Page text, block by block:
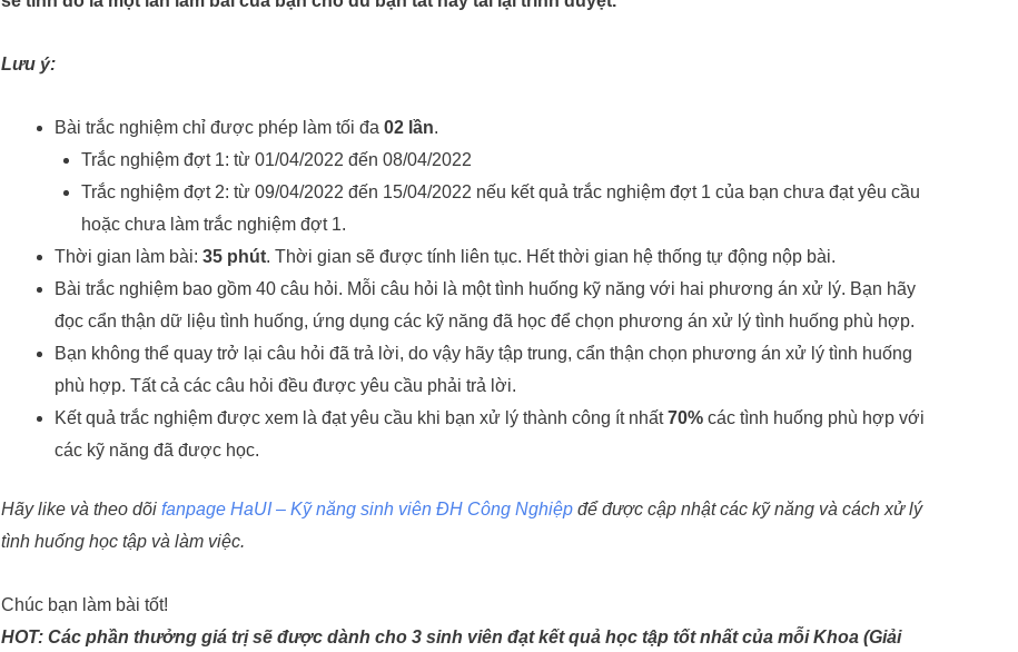
Lưu ý:
Bài trắc nghiệm chỉ được phép làm tối đa 02 lần.
Trắc nghiệm đợt 1: từ 01/04/2022 đến 08/04/2022
Trắc nghiệm đợt 2: từ 09/04/2022 đến 15/04/2022 nếu kết quả trắc nghiệm đợt 1 của bạn chưa đạt yêu cầu
hoặc chưa làm trắc nghiệm đợt 1.
Thời gian làm bài: 35 phút. Thời gian sẽ được tính liên tục. Hết thời gian hệ thống tự động nộp bài.
Bài trắc nghiệm bao gồm 40 câu hỏi. Mỗi câu hỏi là một tình huống kỹ năng với hai phương án xử lý. Bạn hãy
đọc cẩn thận dữ liệu tình huống, ứng dụng các kỹ năng đã học để chọn phương án xử lý tình huống phù hợp.
Bạn không thể quay trở lại câu hỏi đã trả lời, do vậy hãy tập trung, cẩn thận chọn phương án xử lý tình huống
phù hợp. Tất cả các câu hỏi đều được yêu cầu phải trả lời.
Kết quả trắc nghiệm được xem là đạt yêu cầu khi bạn xử lý thành công ít nhất70% các tình huống phù hợp với
các kỹ năng đã được học.
Hãy like và theo dõi fanpage HaUI – Kỹ năng sinh viên ĐH Công Nghiệp để được cập nhật các kỹ năng và cách xử lý
tình huống học tập và làm việc.
Chúc bạn làm bài tốt!
HOT: Các phần thưởng giá trị sẽ được dành cho 3 sinh viên đạt kết quả học tập tốt nhất của mỗi Khoa (Giải